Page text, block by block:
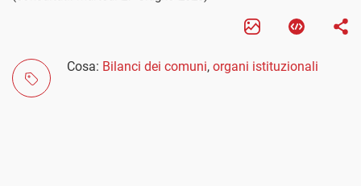
Cosa: Bilanci dei comuni, organi istituzionali